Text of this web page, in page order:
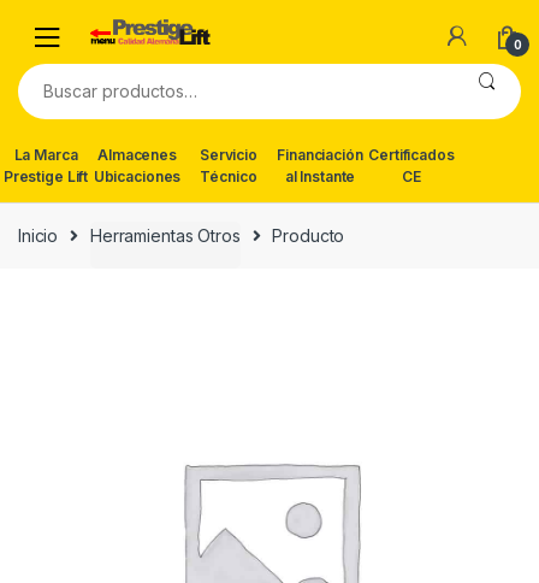
navigation
content
0
Buscar
por:
La Marca
Prestige Lift
Almacenes
Ubicaciones
Servicio
Técnico
Financiación
al Instante
Certificados
CE
Inicio Herramientas Otros Producto